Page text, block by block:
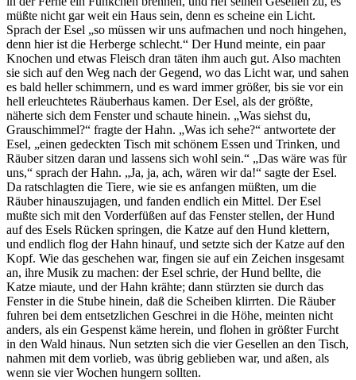
müßte nicht gar weit ein Haus sein, denn es scheine ein Licht.
Sprach der Esel „so müssen wir uns aufmachen und noch hingehen,
denn hier ist die Herberge schlecht.“ Der Hund meinte, ein paar
Knochen und etwas Fleisch dran täten ihm auch gut. Also machten
sie sich auf den Weg nach der Gegend, wo das Licht war, und sahen
es bald heller schimmern, und es ward immer größer, bis sie vor ein
hell erleuchtetes Räuberhaus kamen. Der Esel, als der größte,
näherte sich dem Fenster und schaute hinein. „Was siehst du,
Grauschimmel?“ fragte der Hahn. „Was ich sehe?“ antwortete der
Esel, „einen gedeckten Tisch mit schönem Essen und Trinken, und
Räuber sitzen daran und lassens sich wohl sein.“ „Das wäre was für
uns,“ sprach der Hahn. „Ja, ja, ach, wären wir da!“ sagte der Esel.
Da ratschlagten die Tiere, wie sie es anfangen müßten, um die
Räuber hinauszujagen, und fanden endlich ein Mittel. Der Esel
mußte sich mit den Vorderfüßen auf das Fenster stellen, der Hund
auf des Esels Rücken springen, die Katze auf den Hund klettern,
und endlich flog der Hahn hinauf, und setzte sich der Katze auf den
Kopf. Wie das geschehen war, fingen sie auf ein Zeichen insgesamt
an, ihre Musik zu machen: der Esel schrie, der Hund bellte, die
Katze miaute, und der Hahn krähte; dann stürzten sie durch das
Fenster in die Stube hinein, daß die Scheiben klirrten. Die Räuber
fuhren bei dem entsetzlichen Geschrei in die Höhe, meinten nicht
anders, als ein Gespenst käme herein, und flohen in größter Furcht
in den Wald hinaus. Nun setzten sich die vier Gesellen an den Tisch,
nahmen mit dem vorlieb, was übrig geblieben war, und aßen, als
wenn sie vier Wochen hungern sollten.